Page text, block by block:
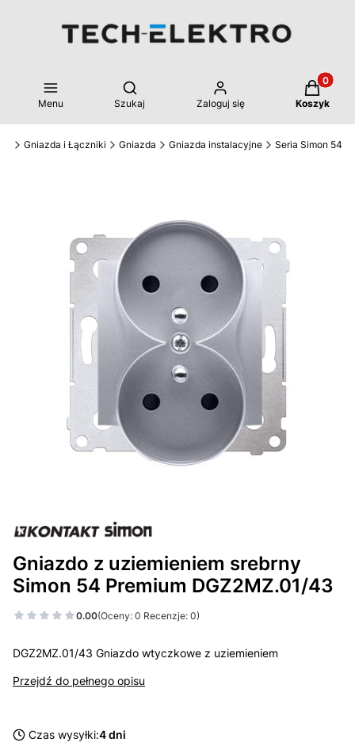
Menu
Otwórz wyszukiwarkę
Szukaj Zaloguj się Koszyk
Gniazda i Łączniki Gniazda Gniazda instalacyjne Seria Simon 54
Gniazdo z uziemieniem srebrny
Simon 54 Premium DGZ2MZ.01/43
0.00(Oceny: 0 Recenzje: 0)
DGZ2MZ.01/43 Gniazdo wtyczkowe z uziemieniem
Przejdź do pełnego opisu
Czas wysyłki:4 dni